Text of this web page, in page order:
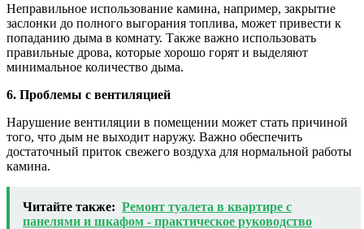
Неправильное использование камина, например, закрытие
заслонки до полного выгорания топлива, может привести к
попаданию дыма в комнату. Также важно использовать
правильные дрова, которые хорошо горят и выделяют
минимальное количество дыма.
6. Проблемы с вентиляцией
Нарушение вентиляции в помещении может стать причиной
того, что дым не выходит наружу. Важно обеспечить
достаточный приток свежего воздуха для нормальной работы
камина.
Читайте также: Ремонт туалета в квартире с
панелями и шкафом - практическое руководство